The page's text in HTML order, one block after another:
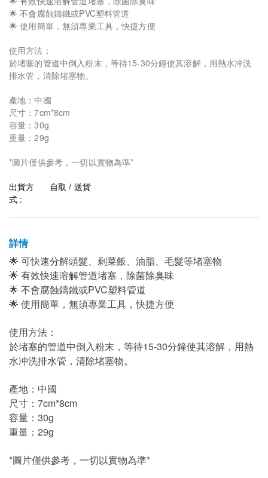
🌟 不會腐蝕鑄鐵或PVC塑料管道
🌟 使用簡單，無須專業工具，快捷方便
使用方法：
於堵塞的管道中倒入粉末，等待15-30分鐘使其溶解，用熱水冲洗
排水管，清除堵塞物。
產地：中國
尺寸：7cm*8cm
容量：30g
重量：29g
*圖片僅供參考，一切以實物為準*
出貨方
式 :
自取 / 送貨
詳情
🌟 可快速分解頭髮、剩菜飯、油脂、毛髮等堵塞物
🌟 有效快速溶解管道堵塞，除菌除臭味
🌟 不會腐蝕鑄鐵或PVC塑料管道
🌟 使用簡單，無須專業工具，快捷方便
使用方法：
於堵塞的管道中倒入粉末，等待15-30分鐘使其溶解，用熱
水冲洗排水管，清除堵塞物。
產地：中國
尺寸：7cm*8cm
容量：30g
重量：29g
*圖片僅供參考，一切以實物為準*